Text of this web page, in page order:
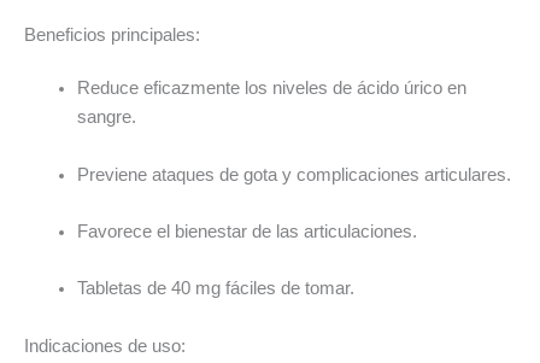
Beneficios principales:
Reduce eficazmente los niveles de ácido úrico en
sangre.
Previene ataques de gota y complicaciones articulares.
Favorece el bienestar de las articulaciones.
Tabletas de 40 mg fáciles de tomar.
Indicaciones de uso: